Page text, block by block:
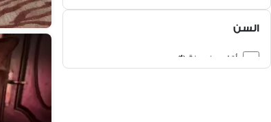
السن
أقل من سنة (1)